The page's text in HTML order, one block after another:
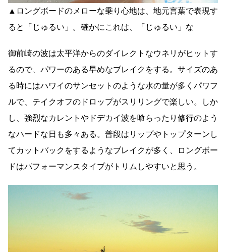
▲ロングボードのメローな乗り心地は、地元言葉で表現す
ると「じゅるい」。確かにこれは、「じゅるい」な
御前崎の波は太平洋からのダイレクトなウネリがヒットす
るので、パワーのある早めなブレイクをする。サイズのあ
る時にはハワイのサンセットのような水の量が多くパワフ
ルで、テイクオフのドロップがスリリングで楽しい。しか
し、強烈なカレントやドデカイ波を喰らったり修行のよう
なハードな日も多々ある。普段はリップやトップターンし
てカットバックをするようなブレイクが多く、ロングボー
ドはパフォーマンスタイプがトリムしやすいと思う。